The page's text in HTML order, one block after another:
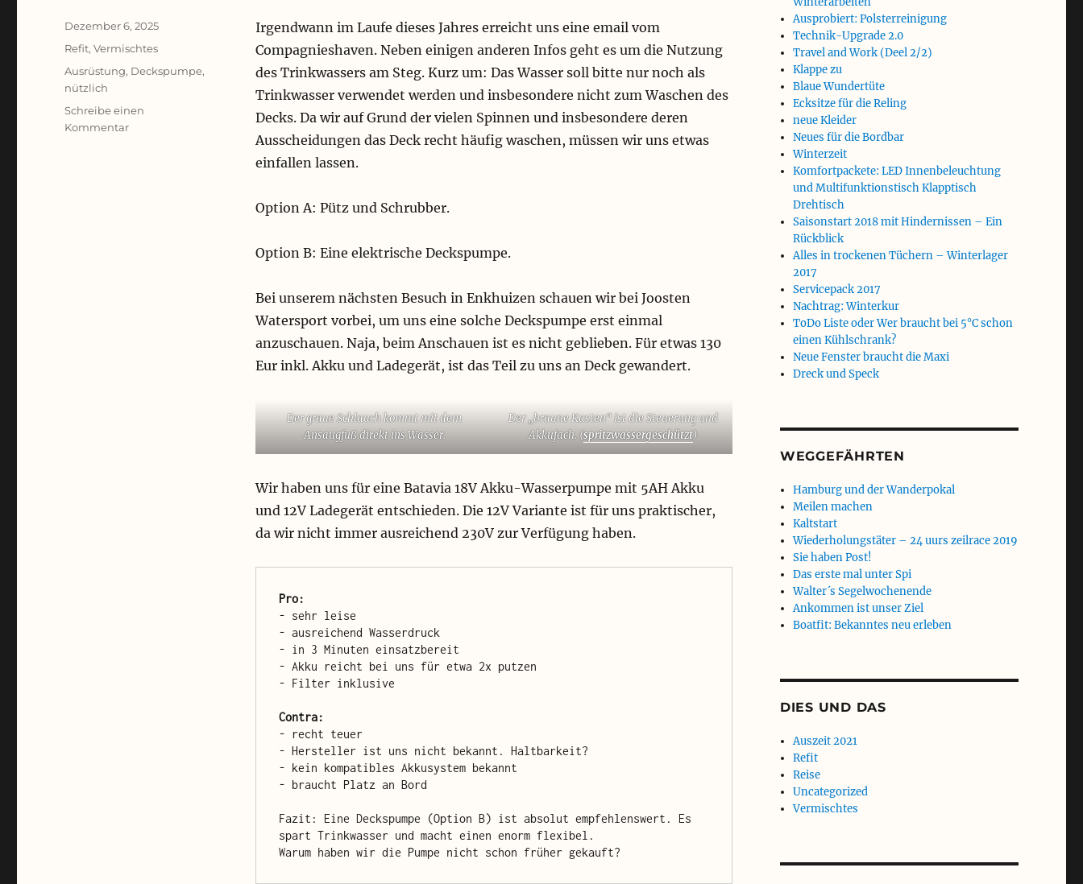
Irgendwann im Laufe dieses Jahres erreicht uns eine email vom
Compagnieshaven. Neben einigen anderen Infos geht es um die Nutzung
des Trinkwassers am Steg. Kurz um: Das Wasser soll bitte nur noch als
Trinkwasser verwendet werden und insbesondere nicht zum Waschen des
Decks. Da wir auf Grund der vielen Spinnen und insbesondere deren
Ausscheidungen das Deck recht häufig waschen, müssen wir uns etwas
einfallen lassen.
Option A: Pütz und Schrubber.
Option B: Eine elektrische Deckspumpe.
Bei unserem nächsten Besuch in Enkhuizen schauen wir bei Joosten
Watersport vorbei, um uns eine solche Deckspumpe erst einmal
anzuschauen. Naja, beim Anschauen ist es nicht geblieben. Für etwas 130
Eur inkl. Akku und Ladegerät, ist das Teil zu uns an Deck gewandert.
Der graue Schlauch kommt mit dem
Ansaugfuß direkt ins Wasser.
Der „braune Kasten“ ist die Steuerung und
Akkufach. (spritzwassergeschützt)
Wir haben uns für eine Batavia 18V Akku-Wasserpumpe mit 5AH Akku
und 12V Ladegerät entschieden. Die 12V Variante ist für uns praktischer,
da wir nicht immer ausreichend 230V zur Verfügung haben.
Pro:
- sehr leise
- ausreichend Wasserdruck
- in 3 Minuten einsatzbereit
- Akku reicht bei uns für etwa 2x putzen
- Filter inklusive
Contra:
- recht teuer
- Hersteller ist uns nicht bekannt. Haltbarkeit?
- kein kompatibles Akkusystem bekannt
- braucht Platz an Bord
Fazit: Eine Deckspumpe (Option B) ist absolut empfehlenswert. Es
spart Trinkwasser und macht einen enorm flexibel.
Warum haben wir die Pumpe nicht schon früher gekauft?
Veröffentlicht
am
Dezember 6, 2025
Kategorien
Refit,Vermischtes
Schlagwörter
Ausrüstung, Deckspumpe,
nützlich
Schreibe einen
Kommentarzu
Ausprobiert: Polsterreinigung
Technik-Upgrade 2.0
Travel and Work (Deel 2/2)
Klappe zu
Blaue Wundertüte
Ecksitze für die Reling
neue Kleider
Neues für die Bordbar
Winterzeit
Komfortpackete: LED Innenbeleuchtung
und Multifunktionstisch Klapptisch
Drehtisch
Saisonstart 2018 mit Hindernissen – Ein
Rückblick
Alles in trockenen Tüchern – Winterlager
2017
Servicepack 2017
Nachtrag: Winterkur
ToDo Liste oder Wer braucht bei 5°C schon
einen Kühlschrank?
Neue Fenster braucht die Maxi
Dreck und Speck
WEGGEFÄHRTEN
Hamburg und der Wanderpokal
Meilen machen
Kaltstart
Wiederholungstäter – 24 uurs zeilrace 2019
Sie haben Post!
Das erste mal unter Spi
Walter´s Segelwochenende
Ankommen ist unser Ziel
Boatfit: Bekanntes neu erleben
DIES UND DAS
Auszeit 2021
Refit
Reise
Uncategorized
Vermischtes